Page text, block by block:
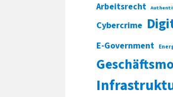
Arbeitsrecht
Cybercrime
E-Government